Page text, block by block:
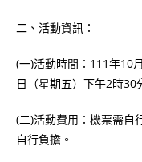
二、活動資訊：
(一)活動時間：111年10
日（星期五）下午2時30
(二)活動費用：機票需自
自行負擔。